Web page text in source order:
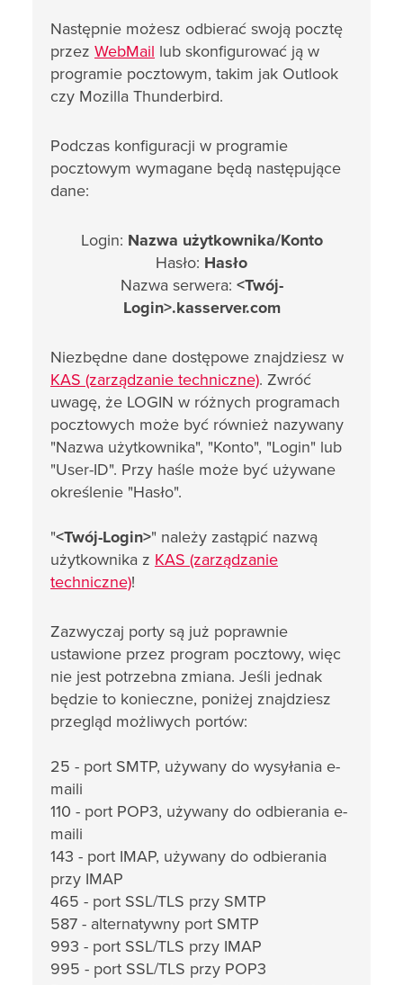
Następnie możesz odbierać swoją pocztę
przez WebMail lub skonfigurować ją w
programie pocztowym, takim jak Outlook
czy Mozilla Thunderbird.
Podczas konfiguracji w programie
pocztowym wymagane będą następujące
dane:
Login: Nazwa użytkownika/Konto
Hasło: Hasło
Nazwa serwera: <Twój-
Login>.kasserver.com
Niezbędne dane dostępowe znajdziesz w
KAS (zarządzanie techniczne). Zwróć
uwagę, że LOGIN w różnych programach
pocztowych może być również nazywany
"Nazwa użytkownika", "Konto", "Login" lub
"User-ID". Przy haśle może być używane
określenie "Hasło".
"<Twój-Login>" należy zastąpić nazwą
użytkownika z KAS (zarządzanie
techniczne)!
Zazwyczaj porty są już poprawnie
ustawione przez program pocztowy, więc
nie jest potrzebna zmiana. Jeśli jednak
będzie to konieczne, poniżej znajdziesz
przegląd możliwych portów:
25 - port SMTP, używany do wysyłania e-
maili
110 - port POP3, używany do odbierania e-
maili
143 - port IMAP, używany do odbierania
przy IMAP
465 - port SSL/TLS przy SMTP
587 - alternatywny port SMTP
993 - port SSL/TLS przy IMAP
995 - port SSL/TLS przy POP3